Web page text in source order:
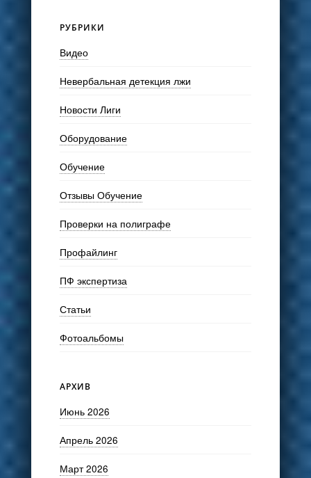
РУБРИКИ
Видео
Невербальная детекция лжи
Новости Лиги
Оборудование
Обучение
Отзывы Обучение
Проверки на полиграфе
Профайлинг
ПФ экспертиза
Статьи
Фотоальбомы
АРХИВ
Июнь 2026
Апрель 2026
Март 2026